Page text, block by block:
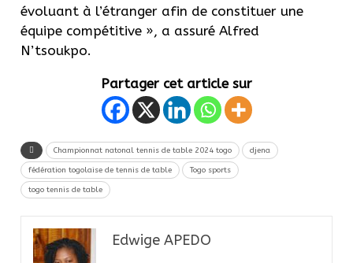
évoluant à l’étranger afin de constituer une
équipe compétitive », a assuré Alfred
N’tsoukpo.
Partager cet article sur
Championnat natonal tennis de table 2024 togo djena
fédération togolaise de tennis de table Togo sports
togo tennis de table
Edwige APEDO